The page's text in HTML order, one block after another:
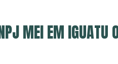
MEI EM IGUATU